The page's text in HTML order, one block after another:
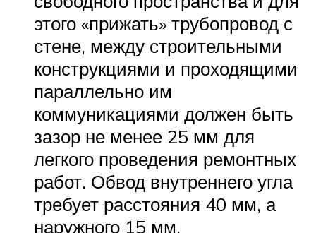
этого «прижать» трубопровод с
стене, между строительными
конструкциями и проходящими
параллельно им
коммуникациями должен быть
зазор не менее 25 мм для
легкого проведения ремонтных
работ. Обвод внутреннего угла
требует расстояния 40 мм, а
наружного 15 мм.